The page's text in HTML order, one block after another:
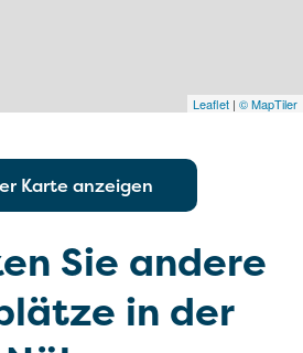
Leaflet | © MapTiler
Karte anzeigen
Sie andere
in der